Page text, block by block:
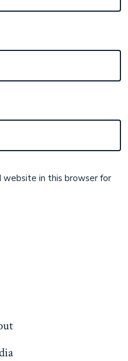
website in this browser for